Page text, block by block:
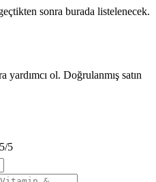
sonra burada listelenecek.
ol. Doğrulanmış satın
5/5